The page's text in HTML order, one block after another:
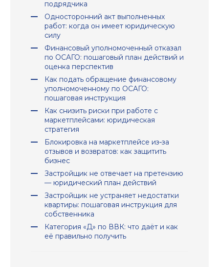
подрядчика
Односторонний акт выполненных
работ: когда он имеет юридическую
силу
Финансовый уполномоченный отказал
по ОСАГО: пошаговый план действий и
оценка перспектив
Как подать обращение финансовому
уполномоченному по ОСАГО:
пошаговая инструкция
Как снизить риски при работе с
маркетплейсами: юридическая
стратегия
Блокировка на маркетплейсе из‑за
отзывов и возвратов: как защитить
бизнес
Застройщик не отвечает на претензию
— юридический план действий
Застройщик не устраняет недостатки
квартиры: пошаговая инструкция для
собственника
Категория «Д» по ВВК: что даёт и как
её правильно получить